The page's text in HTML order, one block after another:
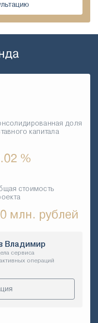
доля
капитала
%
стоимость
млн. рублей
Владимир
сервиса
операций